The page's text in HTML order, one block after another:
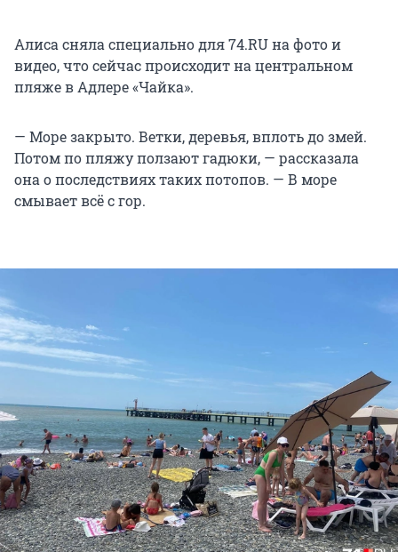
Алиса сняла специально для 74.RU на фото и
видео, что сейчас происходит на центральном
пляже в Адлере «Чайка».
— Море закрыто. Ветки, деревья, вплоть до змей.
Потом по пляжу ползают гадюки, — рассказала
она о последствиях таких потопов. — В море
смывает всё с гор.